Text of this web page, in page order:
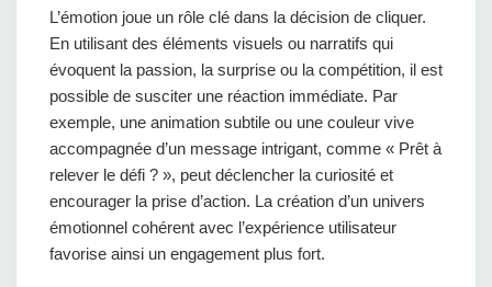
L’émotion joue un rôle clé dans la décision de cliquer.
En utilisant des éléments visuels ou narratifs qui
évoquent la passion, la surprise ou la compétition, il est
possible de susciter une réaction immédiate. Par
exemple, une animation subtile ou une couleur vive
accompagnée d’un message intrigant, comme « Prêt à
relever le défi ? », peut déclencher la curiosité et
encourager la prise d’action. La création d’un univers
émotionnel cohérent avec l’expérience utilisateur
favorise ainsi un engagement plus fort.